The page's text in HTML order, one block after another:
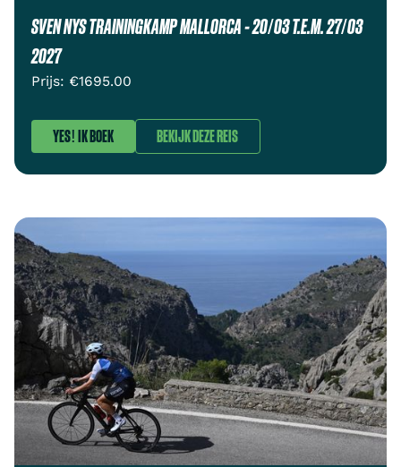
SVEN NYS TRAININGKAMP MALLORCA - 20/03 T.E.M. 27/03
2027
Prijs: €1695.00
YES! IK BOEK BEKIJK DEZE REIS